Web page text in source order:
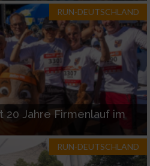
RUN-DEUTSCHLAND
20 Jahre Firmenlauf im
RUN-DEUTSCHLAND